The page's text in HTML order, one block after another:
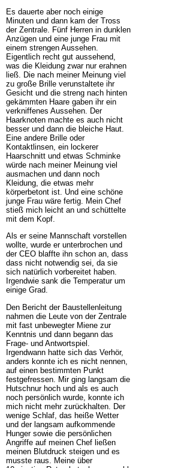
Es dauerte aber noch einige
Minuten und dann kam der Tross
der Zentrale. Fünf Herren in dunklen
Anzügen und eine junge Frau mit
einem strengen Aussehen.
Eigentlich recht gut aussehend,
was die Kleidung zwar nur erahnen
ließ. Die nach meiner Meinung viel
zu große Brille verunstaltete ihr
Gesicht und die streng nach hinten
gekämmten Haare gaben ihr ein
verkniffenes Aussehen. Der
Haarknoten machte es auch nicht
besser und dann die bleiche Haut.
Eine andere Brille oder
Kontaktlinsen, ein lockerer
Haarschnitt und etwas Schminke
würde nach meiner Meinung viel
ausmachen und dann noch
Kleidung, die etwas mehr
körperbetont ist. Und eine schöne
junge Frau wäre fertig. Mein Chef
stieß mich leicht an und schüttelte
mit dem Kopf.
Als er seine Mannschaft vorstellen
wollte, wurde er unterbrochen und
der CEO blaffte ihn schon an, dass
dass nicht notwendig sei, da sie
sich natürlich vorbereitet haben.
Irgendwie sank die Temperatur um
einige Grad.
Den Bericht der Baustellenleitung
nahmen die Leute von der Zentrale
mit fast unbewegter Miene zur
Kenntnis und dann begann das
Frage- und Antwortspiel.
Irgendwann hatte sich das Verhör,
anders konnte ich es nicht nennen,
auf einen bestimmten Punkt
festgefressen. Mir ging langsam die
Hutschnur hoch und als es auch
noch persönlich wurde, konnte ich
mich nicht mehr zurückhalten. Der
wenige Schlaf, das heiße Wetter
und der langsam aufkommende
Hunger sowie die persönlichen
Angriffe auf meinen Chef ließen
meinen Blutdruck steigen und es
musste raus. Meine über